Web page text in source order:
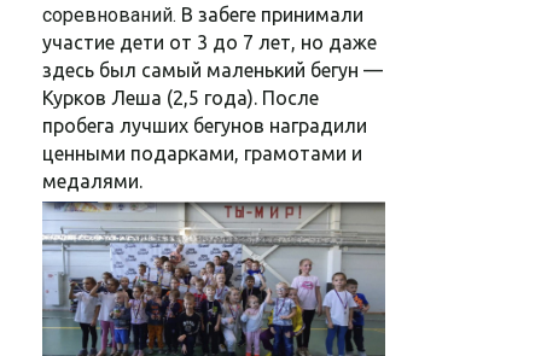
соревнований. В забеге принимали
участие дети от 3 до 7 лет, но даже
здесь был самый маленький бегун —
Курков Леша (2,5 года). После
пробега лучших бегунов наградили
ценными подарками, грамотами и
медалями.